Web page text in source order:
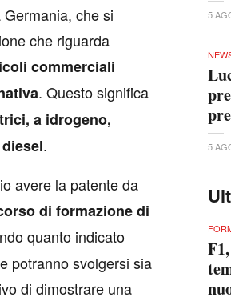
che si
che riguarda
commerciali
. Questo significa
a idrogeno,
diesel.
avere la patente da
di formazione di
quanto indicato
potranno svolgersi sia
di dimostrare una
5
5